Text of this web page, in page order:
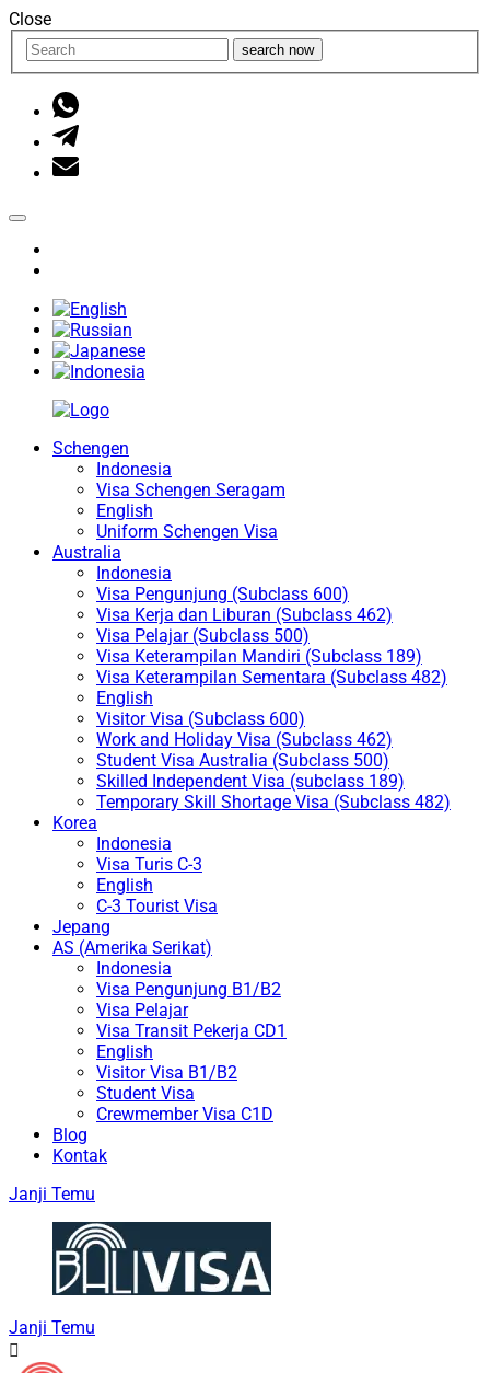
Close
search now
Schengen
Indonesia
Visa Schengen Seragam
English
Uniform Schengen Visa
Australia
Indonesia
Visa Pengunjung (Subclass 600)
Visa Kerja dan Liburan (Subclass 462)
Visa Pelajar (Subclass 500)
Visa Keterampilan Mandiri (Subclass 189)
Visa Keterampilan Sementara (Subclass 482)
English
Visitor Visa (Subclass 600)
Work and Holiday Visa (Subclass 462)
Student Visa Australia (Subclass 500)
Skilled Independent Visa (subclass 189)
Temporary Skill Shortage Visa (Subclass 482)
Korea
Indonesia
Visa Turis C-3
English
C-3 Tourist Visa
Jepang
AS (Amerika Serikat)
Indonesia
Visa Pengunjung B1/B2
Visa Pelajar
Visa Transit Pekerja CD1
English
Visitor Visa B1/B2
Student Visa
Crewmember Visa C1D
Blog
Kontak
Janji Temu
Janji Temu